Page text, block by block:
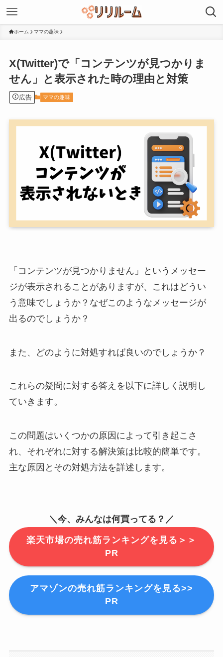
ホーム ママの趣味
X(Twitter)で「コンテンツが見つかりま
せん」と表示された時の理由と対策
広告 ママの趣味
「コンテンツが見つかりません」というメッセー
ジが表示されることがありますが、これはどうい
う意味でしょうか？なぜこのようなメッセージが
出るのでしょうか？
また、どのように対処すれば良いのでしょうか？
これらの疑問に対する答えを以下に詳しく説明し
ていきます。
この問題はいくつかの原因によって引き起こさ
れ、それぞれに対する解決策は比較的簡単です。
主な原因とその対処方法を詳述します。
＼今、みんなは何買ってる？／
楽天市場の売れ筋ランキングを見る＞＞
PR
アマゾンの売れ筋ランキングを見る>>
PR